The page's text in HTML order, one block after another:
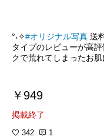
°˖✧#オリジナル写真 送
タイプのレビューが高
クで荒れてしまったお
#送料無料
#お試し
#プチプラ
#マスク荒れ
#肌荒れ
￥949
掲載終了
342 1